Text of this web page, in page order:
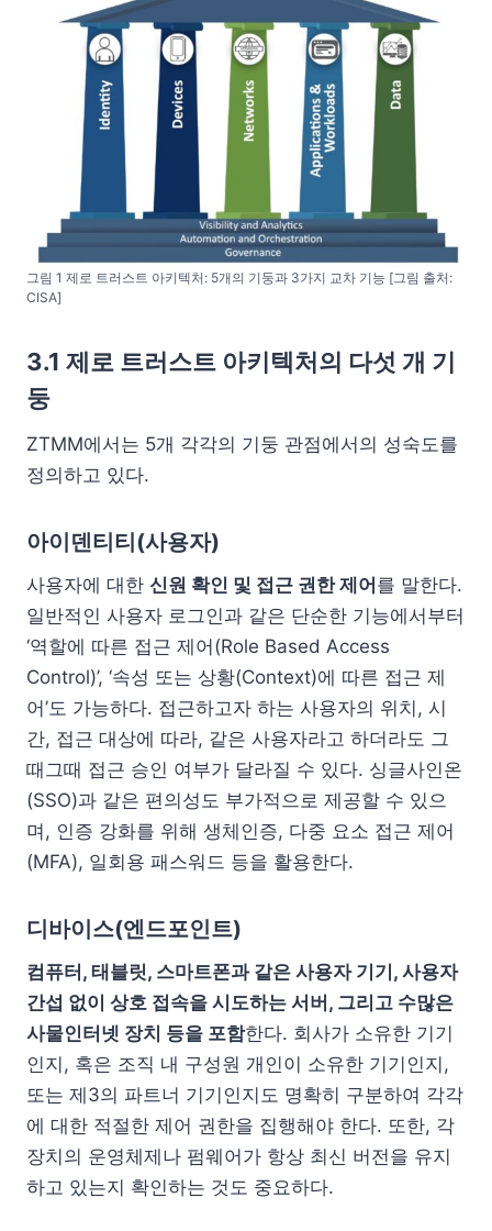
그림 1 제로 트러스트 아키텍처: 5개의 기둥과 3가지 교차 기능 [그림 출처:
CISA]
3.1 제로 트러스트 아키텍처의 다섯 개 기
둥
ZTMM에서는 5개 각각의 기둥 관점에서의 성숙도를
정의하고 있다.
아이덴티티(사용자)
사용자에 대한 신원 확인 및 접근 권한 제어 를 말한다.
일반적인 사용자 로그인과 같은 단순한 기능에서부터
‘역할에 따른 접근 제어(Role Based Access
Control)’, ‘속성 또는 상황(Context)에 따른 접근 제
어’도 가능하다. 접근하고자 하는 사용자의 위치, 시
간, 접근 대상에 따라, 같은 사용자라고 하더라도 그
때그때 접근 승인 여부가 달라질 수 있다. 싱글사인온
(SSO)과 같은 편의성도 부가적으로 제공할 수 있으
며, 인증 강화를 위해 생체인증, 다중 요소 접근 제어
(MFA), 일회용 패스워드 등을 활용한다.
디바이스(엔드포인트)
컴퓨터, 태블릿, 스마트폰과 같은 사용자 기기, 사용자
간섭 없이 상호 접속을 시도하는 서버, 그리고 수많은
사물인터넷 장치 등을 포함한다. 회사가 소유한 기기
인지, 혹은 조직 내 구성원 개인이 소유한 기기인지,
또는 제3의 파트너 기기인지도 명확히 구분하여 각각
에 대한 적절한 제어 권한을 집행해야 한다. 또한, 각
장치의 운영체제나 펌웨어가 항상 최신 버전을 유지
하고 있는지 확인하는 것도 중요하다.